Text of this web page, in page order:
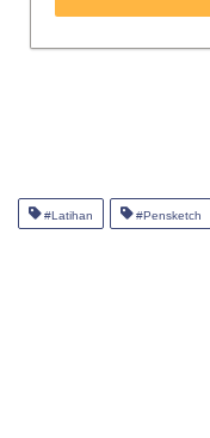
#Latihan #Pensketch